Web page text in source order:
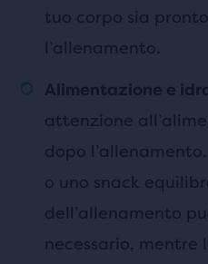
tuo corpo sia
l’allenamento.
Alimentazione e
attenzione
dopo
o uno snack
dell’allenamento
necessario, mentre